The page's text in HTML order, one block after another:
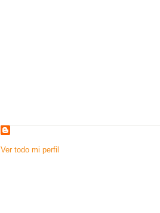
Ver todo mi perfil